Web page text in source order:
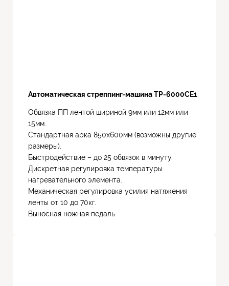
Автоматическая стреппинг-машина TP-6000СЕ1
Обвязка ПП лентой шириной 9мм или 12мм или
15мм.
Стандартная арка 850х600мм (возможны другие
размеры).
Быстродействие – до 25 обвязок в минуту.
Дискретная регулировка температуры
нагревательного элемента.
Механическая регулировка усилия натяжения
ленты от 10 до 70кг.
Выносная ножная педаль.